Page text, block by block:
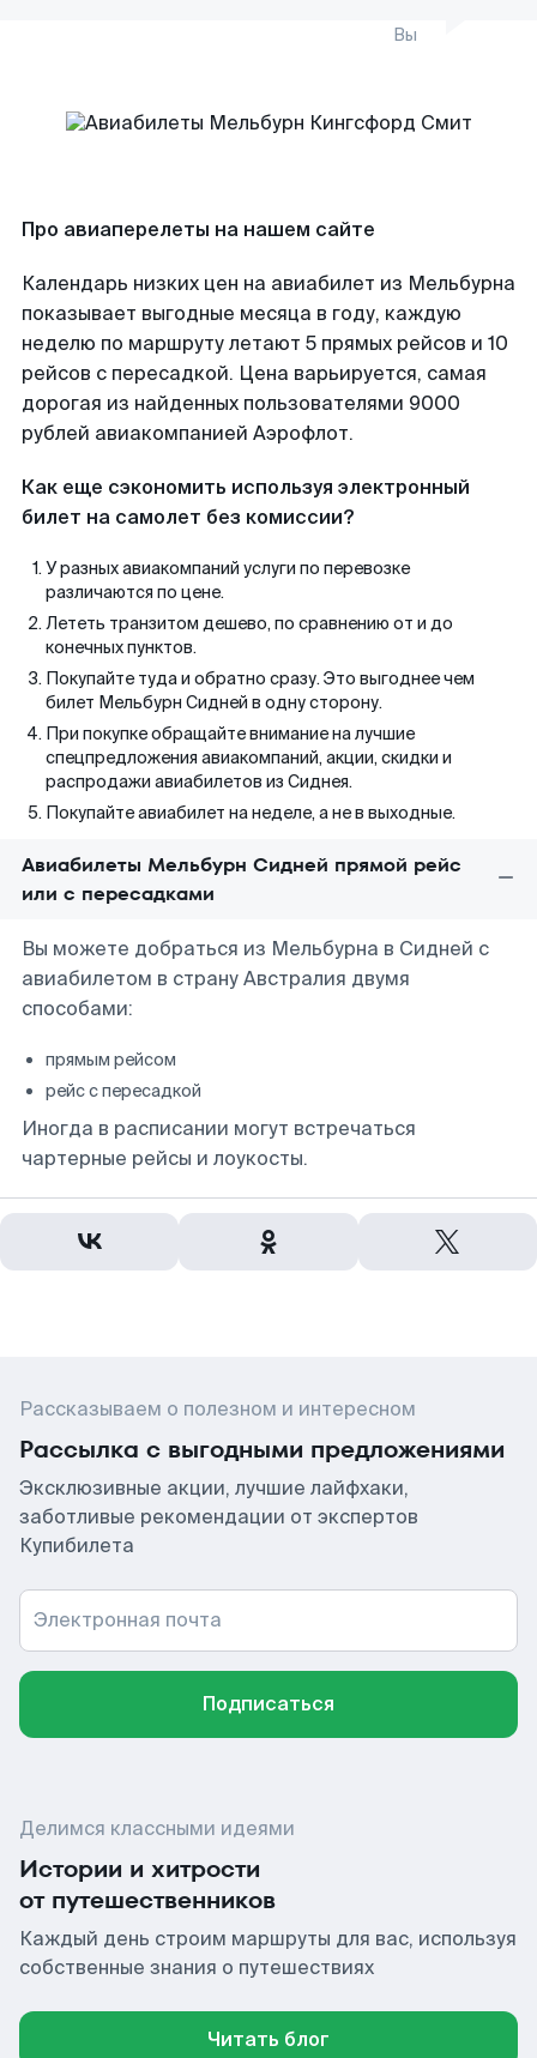
Вы
Про авиаперелеты на нашем сайте
Календарь низких цен на авиабилет из Мельбурна
показывает выгодные месяца в году, каждую
неделю по маршруту летают 5 прямых рейсов и 10
рейсов с пересадкой. Цена варьируется, самая
дорогая из найденных пользователями 9000
рублей авиакомпанией Аэрофлот.
Как еще сэкономить используя электронный
билет на самолет без комиссии?
У разных авиакомпаний услуги по перевозке
различаются по цене.
Лететь транзитом дешево, по сравнению от и до
конечных пунктов.
Покупайте туда и обратно сразу. Это выгоднее чем
билет Мельбурн Сидней в одну сторону.
При покупке обращайте внимание на лучшие
спецпредложения авиакомпаний, акции, скидки и
распродажи авиабилетов из Сиднея.
Покупайте авиабилет на неделе, а не в выходные.
Авиабилеты Мельбурн Сидней прямой рейс
или с пересадками
Вы можете добраться из Мельбурна в Сидней с
авиабилетом в страну Австралия двумя
способами:
прямым рейсом
рейс с пересадкой
Иногда в расписании могут встречаться
чартерные рейсы и лоукосты.
Рассказываем о полезном и интересном
Рассылка с выгодными предложениями
Эксклюзивные акции, лучшие лайфхаки,
заботливые рекомендации от экспертов
Купибилета
Электронная почта
Подписаться
Делимся классными идеями
Истории и хитрости
от путешественников
Каждый день строим маршруты для вас, используя
собственные знания о путешествиях
Читать блог